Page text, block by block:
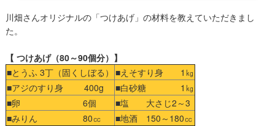
川畑さんオリジナルの「つけあげ」の材料を教えていただきまし
た。
【 つけあげ（80～90個分）】
■とうふ 3丁（固くしぼる） ■えそすり身 1㎏
■アジのすり身 400g
■白砂糖 1㎏
■卵 6個
■塩 大さじ2～3
■みりん 80㏄
■地酒 150～180㏄